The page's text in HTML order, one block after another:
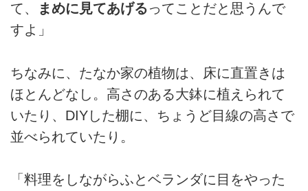
て、
まめに見てあげる ってことだと思うんで
すよ」
ちなみに、たなか家の植物は、床に直置きは
ほとんどなし。高さのある大鉢に植えられて
いたり、DIYした棚に、ちょうど目線の高さで
並べられていたり。
「料理をしながらふとベランダに目をやった